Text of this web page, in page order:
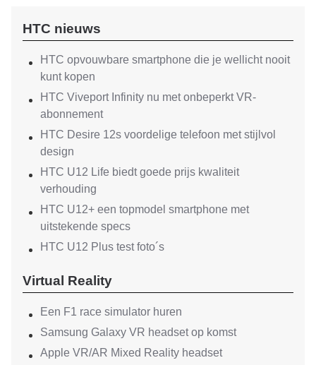
HTC nieuws
HTC opvouwbare smartphone die je wellicht nooit
kunt kopen
HTC Viveport Infinity nu met onbeperkt VR-
abonnement
HTC Desire 12s voordelige telefoon met stijlvol
design
HTC U12 Life biedt goede prijs kwaliteit
verhouding
HTC U12+ een topmodel smartphone met
uitstekende specs
HTC U12 Plus test foto´s
Virtual Reality
Een F1 race simulator huren
Samsung Galaxy VR headset op komst
Apple VR/AR Mixed Reality headset